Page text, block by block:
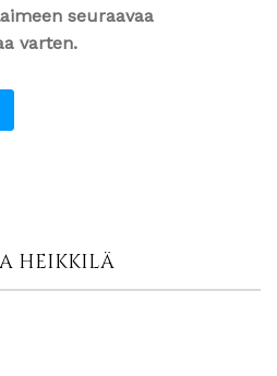
seuraavaa
varten.
HEIKKILÄ